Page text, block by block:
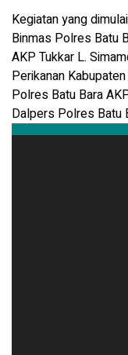
Kegiatan yang
Binmas Polres Batu
AKP Tukkar L.
Perikanan
Polres Batu Bara
Dalpers Polres Batu